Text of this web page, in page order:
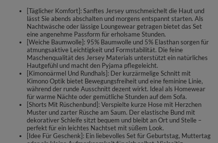
[Täglicher Komfort]: Sanftes Jersey umschmeichelt die Haut und
lässt Sie abends abschalten und morgens entspannt starten. Als
Nachtwäsche oder lässige Loungewear getragen bietet das Set
eine angenehme Passform für erholsame Stunden.
[Weiche Baumwolle]: 95% Baumwolle und 5% Elasthan sorgen für
atmungsaktive Leichtigkeit und Formstabilität. Die feine
Maschenqualität des Jersey Materials unterstützt ein natürliches
Hautgefühl und macht den Pyjama pflegeleicht.
[Kimonoärmel Und Rundhals]: Der kurzärmelige Schnitt mit
Kimono Optik bietet Bewegungsfreiheit und eine feminine Linie,
während der runde Ausschnitt dezent wirkt. Ideal als Homewear
für warme Nächte oder gemütliche Stunden auf dem Sofa.
[Shorts Mit Rüschenbund]: Verspielte kurze Hose mit Herzchen
Muster und zarter Rüsche am Saum. Der elastische Bund mit
dekorativer Schleife sitzt bequem und bleibt an Ort und Stelle –
perfekt für ein leichtes Nachtset mit süßem Look.
[Idee Für Geschenk]: Ein liebevolles Set für Geburtstag, Muttertag